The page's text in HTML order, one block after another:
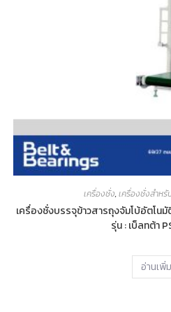
เครื่องชั่ง,เครื่องชั่งสำห
เครื่องชั่งบรรจุข้าวสารถุงจัมโบ้อัตโน
รุ่น : เบ็ลทต้า
อ่านเพิ่ม